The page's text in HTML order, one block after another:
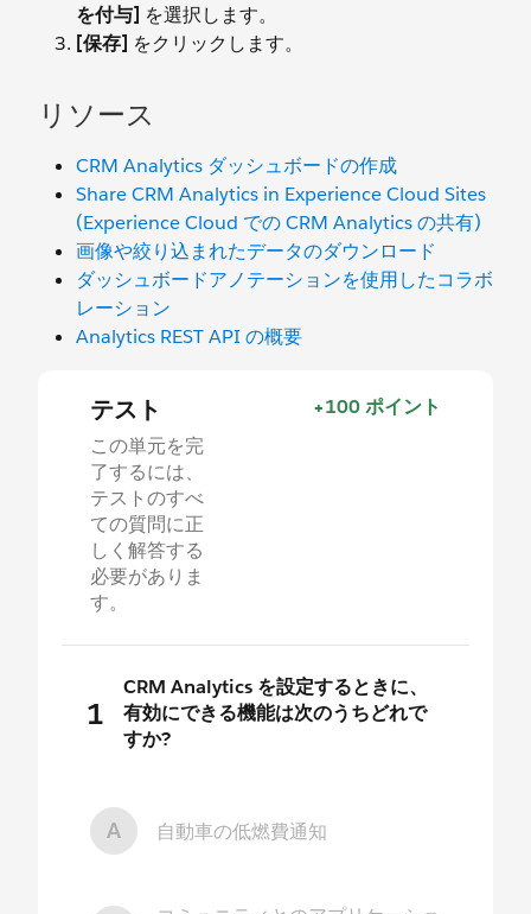
を付与] を選択します。
[保存] をクリックします。
リソース
CRM Analytics ダッシュボードの作成
Share CRM Analytics in Experience Cloud Sites
(Experience Cloud での CRM Analytics の共有)
画像や絞り込まれたデータのダウンロード
ダッシュボードアノテーションを使用したコラボ
レーション
Analytics REST API の概要